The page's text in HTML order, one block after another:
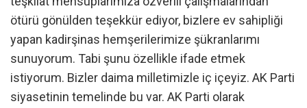
ötürü gönülden teşekkür ediyor, bizlere ev sahipliği
yapan kadirşinas hemşerilerimize şükranlarımı
sunuyorum. Tabi şunu özellikle ifade etmek
istiyorum. Bizler daima milletimizle iç içeyiz. AK Parti
siyasetinin temelinde bu var. AK Parti olarak